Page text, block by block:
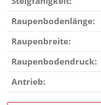
Raupenbodenlänge:
Raupenbreite:
Raupenbodendruck:
Antrieb: